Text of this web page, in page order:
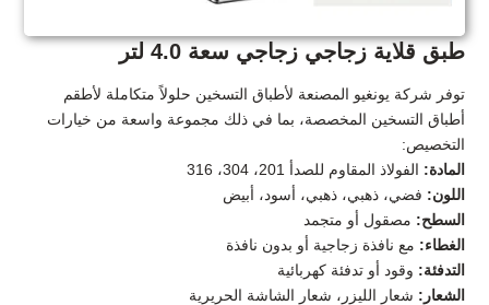
طبق قلاية زجاجي زجاجي سعة 4.0 لتر
توفر شركة يونغيو المصنعة لأطباق التسخين حلولاً متكاملة لأطقم
أطباق التسخين المخصصة، بما في ذلك مجموعة واسعة من خيارات
التخصيص:
المادة: الفولاذ المقاوم للصدأ 201، 304، 316
اللون: فضي، ذهبي، ذهبي، أسود، أبيض
السطح: مصقول أو متجمد
الغطاء: مع نافذة زجاجية أو بدون نافذة
التدفئة: وقود أو تدفئة كهربائية
الشعار: شعار الليزر، شعار الشاشة الحريرية